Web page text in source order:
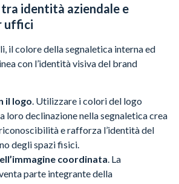
identità aziendale e
uffici
il colore della segnaletica interna ed
con l’identità visiva del brand
il logo. Utilizzare i colori del logo
loro declinazione nella segnaletica crea
e rafforza l’identità del
degli spazi fisici.
coordinata. La
parte integrante della